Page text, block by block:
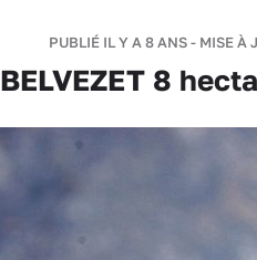
PUBLIÉ IL Y A 8 ANS - MISE À
BELVEZET 8